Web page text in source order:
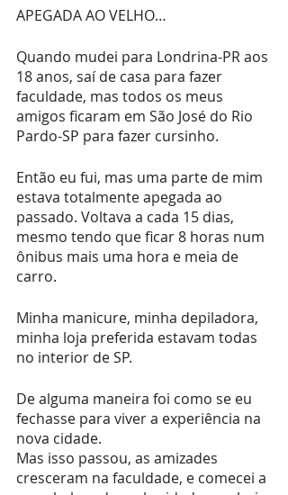
APEGADA AO VELHO…
Quando mudei para Londrina-PR aos
18 anos, saí de casa para fazer
faculdade, mas todos os meus
amigos ficaram em São José do Rio
Pardo-SP para fazer cursinho.
Então eu fui, mas uma parte de mim
estava totalmente apegada ao
passado. Voltava a cada 15 dias,
mesmo tendo que ficar 8 horas num
ônibus mais uma hora e meia de
carro.
Minha manicure, minha depiladora,
minha loja preferida estavam todas
no interior de SP.
De alguma maneira foi como se eu
fechasse para viver a experiência na
nova cidade.
Mas isso passou, as amizades
cresceram na faculdade, e comecei a